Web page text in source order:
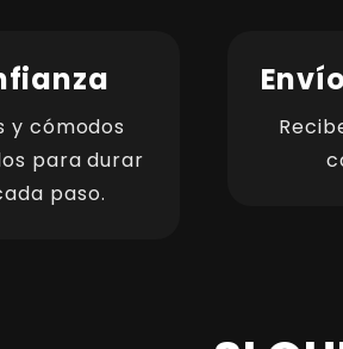
y cómodos
para durar
paso.